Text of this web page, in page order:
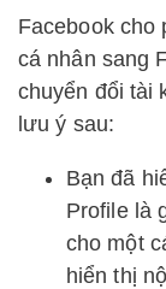
Facebook cho
cá nhân sang
chuyển đổi tài
lưu ý sau:
Bạn đã
Profile là
cho một
hiển thị